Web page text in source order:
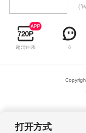
（
（
回
超清画质 8
打开方式